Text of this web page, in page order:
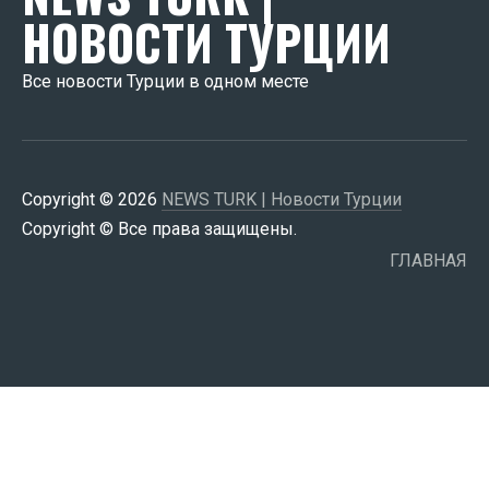
НОВОСТИ ТУРЦИИ
Все новости Турции в одном месте
Copyright © 2026 NEWS TURK | Новости Турции
Copyright © Все права защищены.
ГЛАВНАЯ